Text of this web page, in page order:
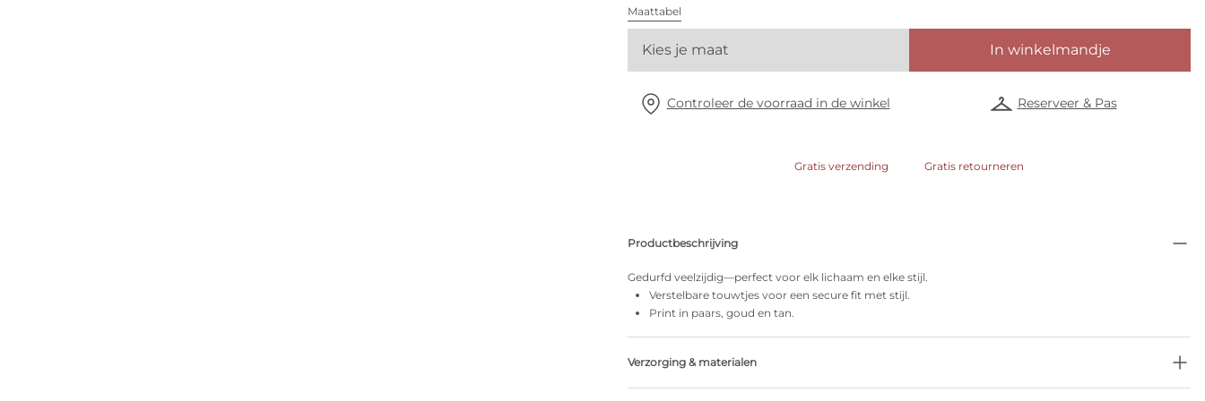
Maattabel
Kies je maat In winkelmandje
Controleer de voorraad in de winkel Reserveer & Pas
Gratis verzending Gratis retourneren
Productbeschrijving
Gedurfd veelzijdig—perfect voor elk lichaam en elke stijl.
Verstelbare touwtjes voor een secure fit met stijl.
Print in paars, goud en tan.
Verzorging & materialen